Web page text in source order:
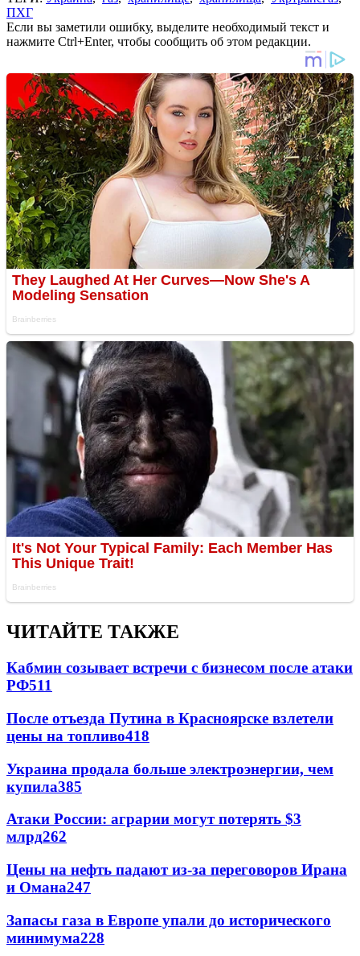
ПХГ
Если вы заметили ошибку, выделите необходимый текст и
нажмите Ctrl+Enter, чтобы сообщить об этом редакции.
ЧИТАЙТЕ ТАКЖЕ
Кабмин созывает встречи с бизнесом после атаки
РФ511
После отъезда Путина в Красноярске взлетели
цены на топливо418
Украина продала больше электроэнергии, чем
купила385
Атаки России: аграрии могут потерять $3
млрд262
Цены на нефть падают из-за переговоров Ирана
и Омана247
Запасы газа в Европе упали до исторического
минимума228